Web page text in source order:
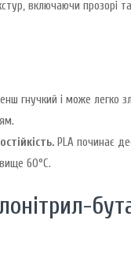
включаючи прозорі
гнучкий і може легко
PLA починає
60°C.